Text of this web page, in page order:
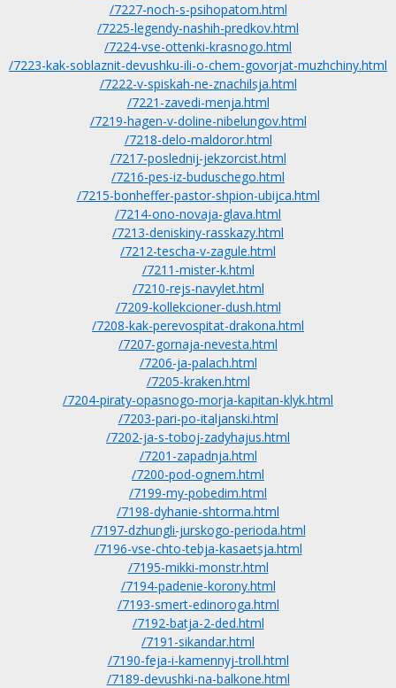
/7227-noch-s-psihopatom.html
/7225-legendy-nashih-predkov.html
/7224-vse-ottenki-krasnogo.html
/7223-kak-soblaznit-devushku-ili-o-chem-govorjat-muzhchiny.html
/7222-v-spiskah-ne-znachilsja.html
/7221-zavedi-menja.html
/7219-hagen-v-doline-nibelungov.html
/7218-delo-maldoror.html
/7217-poslednij-jekzorcist.html
/7216-pes-iz-buduschego.html
/7215-bonheffer-pastor-shpion-ubijca.html
/7214-ono-novaja-glava.html
/7213-deniskiny-rasskazy.html
/7212-tescha-v-zagule.html
/7211-mister-k.html
/7210-rejs-navylet.html
/7209-kollekcioner-dush.html
/7208-kak-perevospitat-drakona.html
/7207-gornaja-nevesta.html
/7206-ja-palach.html
/7205-kraken.html
/7204-piraty-opasnogo-morja-kapitan-klyk.html
/7203-pari-po-italjanski.html
/7202-ja-s-toboj-zadyhajus.html
/7201-zapadnja.html
/7200-pod-ognem.html
/7199-my-pobedim.html
/7198-dyhanie-shtorma.html
/7197-dzhungli-jurskogo-perioda.html
/7196-vse-chto-tebja-kasaetsja.html
/7195-mikki-monstr.html
/7194-padenie-korony.html
/7193-smert-edinoroga.html
/7192-batja-2-ded.html
/7191-sikandar.html
/7190-feja-i-kamennyj-troll.html
/7189-devushki-na-balkone.html